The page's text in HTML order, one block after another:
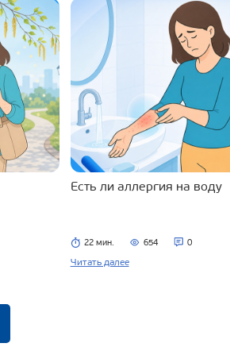
Есть ли аллергия на воду
22 мин. 654 0
Читать далее